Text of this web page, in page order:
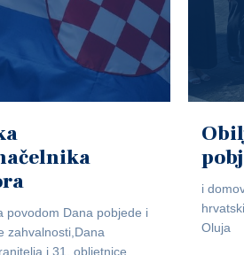
povodom Dana pobjede i
zahvalnosti,Dana
i 31. obljetnice
i
Oluja